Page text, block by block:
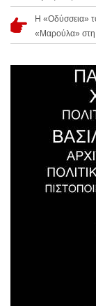
Η «Οδύσσεια»
«Μαρούλα»